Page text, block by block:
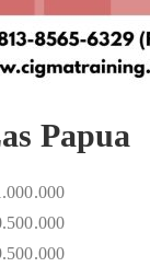
Papua